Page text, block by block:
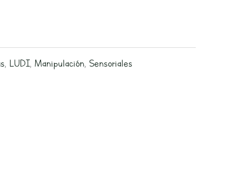
, LUDI, Manipulación, Sensoriales